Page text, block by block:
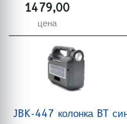
1479,00
цена
JBK-447 колонка BT